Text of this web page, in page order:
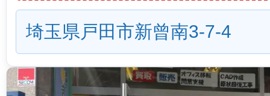
埼玉県戸田市新曾南3-7-4